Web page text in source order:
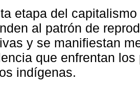
etapa del
al patrón de
y se manifiestan
que enfrentan
indígenas.